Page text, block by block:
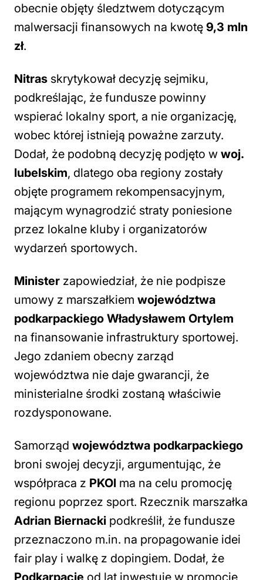
obecnie objęty śledztwem dotyczącym
malwersacji finansowych na kwotę 9,3 mln
zł.
Nitras skrytykował decyzję sejmiku,
podkreślając, że fundusze powinny
wspierać lokalny sport, a nie organizację,
wobec której istnieją poważne zarzuty.
Dodał, że podobną decyzję podjęto w woj.
lubelskim, dlatego oba regiony zostały
objęte programem rekompensacyjnym,
mającym wynagrodzić straty poniesione
przez lokalne kluby i organizatorów
wydarzeń sportowych.
Minister zapowiedział, że nie podpisze
umowy z marszałkiem województwa
podkarpackiego Władysławem Ortylem
na finansowanie infrastruktury sportowej.
Jego zdaniem obecny zarząd
województwa nie daje gwarancji, że
ministerialne środki zostaną właściwie
rozdysponowane.
Samorząd województwa podkarpackiego
broni swojej decyzji, argumentując, że
współpraca z PKOl ma na celu promocję
regionu poprzez sport. Rzecznik marszałka
Adrian Biernacki podkreślił, że fundusze
przeznaczono m.in. na propagowanie idei
fair play i walkę z dopingiem. Dodał, że
Podkarpacie od lat inwestuje w promocję